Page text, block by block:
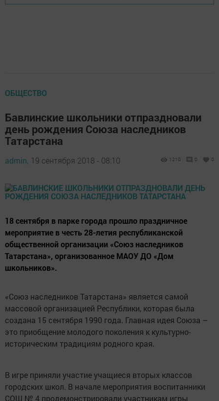
ОБЩЕСТВО
Бавлинские школьники отпраздновали
день рождения Союза наследников
Татарстана
admin, 19 сентября 2018 - 08:10 1210 0 0
18 сентября в парке города прошло праздничное
мероприятие в честь 28-летия республиканской
общественной организации «Союз наследников
Татарстана», организованное МАОУ ДО «Дом
школьников».
«Союз наследников Татарстана» является самой
массовой организацией Республики, которая была
создана 15 сентября 1990 года. Главная идея Союза –
это приобщение молодого поколения к культурно-
историческим традициям родного края.
В игре приняли участие учащиеся вторых классов
городских школ. В начале мероприятия воспитанники
СОШ № 4 продемонстрировали участникам игры